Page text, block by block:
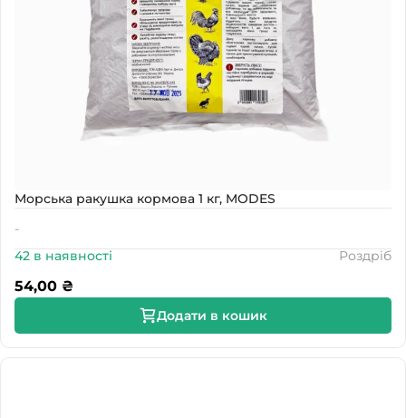
Морська ракушка кормова 1 кг, MODES
-
42 в наявності
Роздріб
54,00 ₴
Додати в кошик